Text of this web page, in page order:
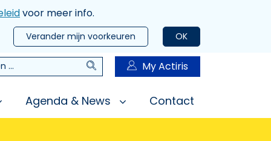
voor meer info.
OK
Verander mijn voorkeuren
Zoeken My Actiris
Agenda & News Contact